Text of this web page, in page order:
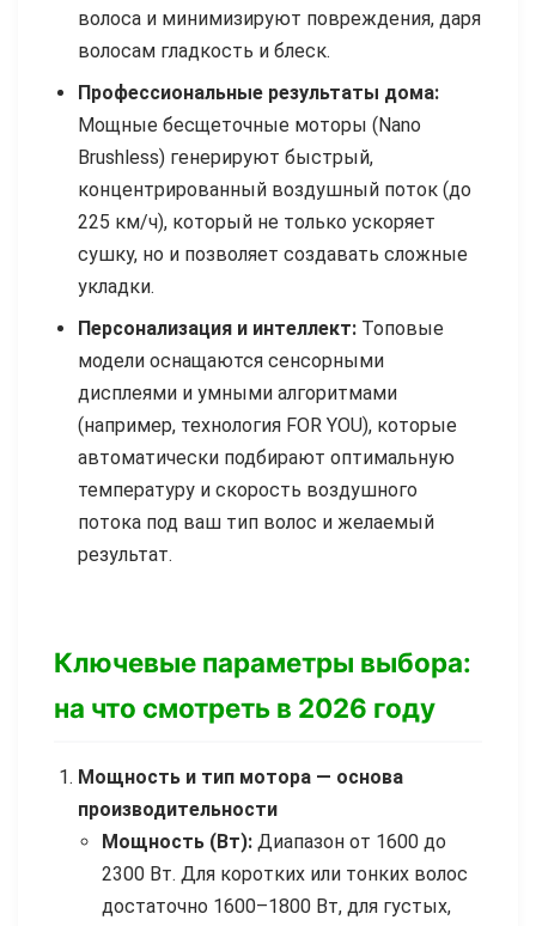
волоса и минимизируют повреждения, даря
волосам гладкость и блеск.
Профессиональные результаты дома:
Мощные бесщеточные моторы (Nano
Brushless) генерируют быстрый,
концентрированный воздушный поток (до
225 км/ч), который не только ускоряет
сушку, но и позволяет создавать сложные
укладки.
Персонализация и интеллект: Топовые
модели оснащаются сенсорными
дисплеями и умными алгоритмами
(например, технология FOR YOU), которые
автоматически подбирают оптимальную
температуру и скорость воздушного
потока под ваш тип волос и желаемый
результат.
Ключевые параметры выбора:
на что смотреть в 2026 году
Мощность и тип мотора — основа
производительности
Мощность (Вт): Диапазон от 1600 до
2300 Вт. Для коротких или тонких волос
достаточно 1600–1800 Вт, для густых,